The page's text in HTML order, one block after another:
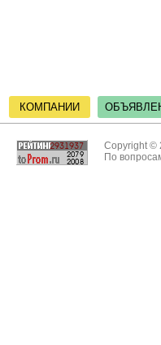
КОМПАНИИ
Copyright ©
По